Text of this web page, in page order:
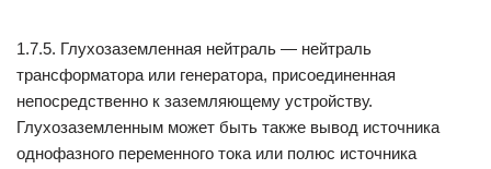
1.7.5. Глухозаземленная нейтраль — нейтраль
трансформатора или генератора, присоединенная
непосредственно к заземляющему устройству.
Глухозаземленным может быть также вывод источника
однофазного переменного тока или полюс источника